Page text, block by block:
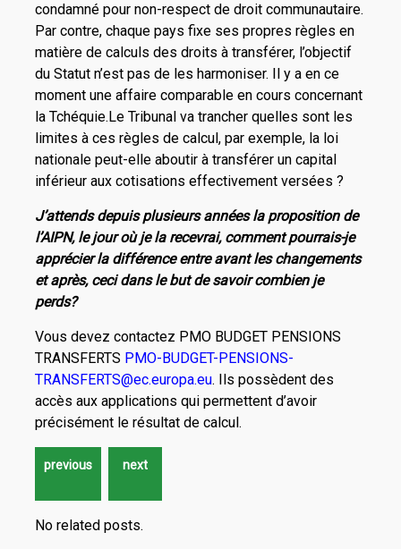
condamné pour non-respect de droit communautaire.
Par contre, chaque pays fixe ses propres règles en
matière de calculs des droits à transférer, l’objectif
du Statut n’est pas de les harmoniser. Il y a en ce
moment une affaire comparable en cours concernant
la Tchéquie.Le Tribunal va trancher quelles sont les
limites à ces règles de calcul, par exemple, la loi
nationale peut-elle aboutir à transférer un capital
inférieur aux cotisations effectivement versées ?
J’attends depuis plusieurs années la proposition de
l’AIPN, le jour où je la recevrai, comment pourrais-je
apprécier la différence entre avant les changements
et après, ceci dans le but de savoir combien je
perds?
Vous devez contactez PMO BUDGET PENSIONS
TRANSFERTS PMO-BUDGET-PENSIONS-
TRANSFERTS@ec.europa.eu. Ils possèdent des
accès aux applications qui permettent d’avoir
précisément le résultat de calcul.
No related posts.